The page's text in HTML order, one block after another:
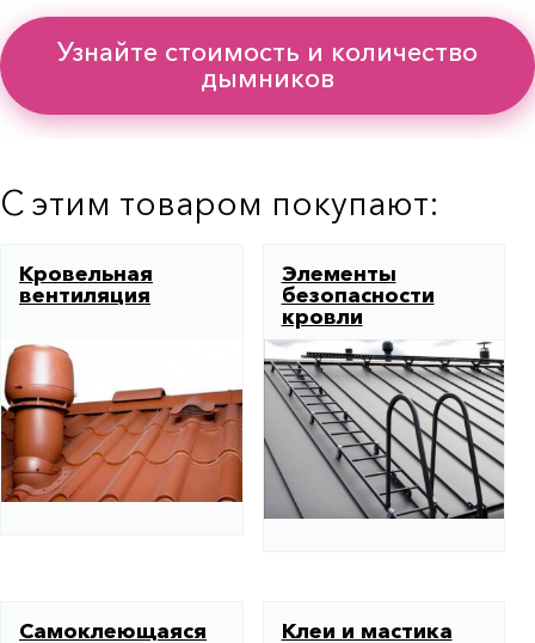
Узнайте стоимость и количество
дымников
С этим товаром покупают:
Кровельная
вентиляция
Элементы
безопасности
кровли
Самоклеющаяся
Клеи и мастика